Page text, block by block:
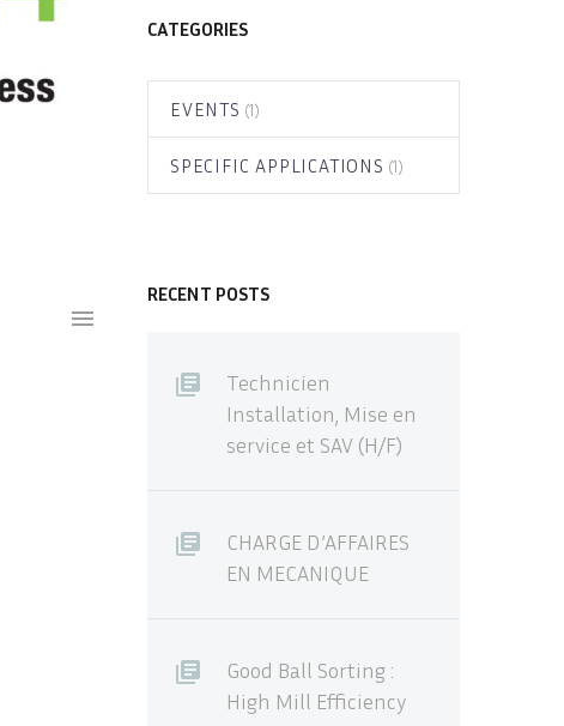

CATEGORIES
EVENTS (1)
SPECIFIC APPLICATIONS (1)
RECENT POSTS
Technicien
Installation, Mise en
service et SAV (H/F)
CHARGE D’AFFAIRES
EN MECANIQUE
Good Ball Sorting :
High Mill Efficiency